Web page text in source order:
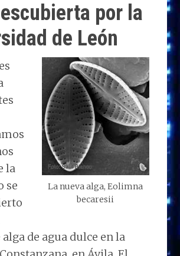
por la
de León
La nueva alga, Eolimna
becaresii
la
se
alga de agua dulce en la